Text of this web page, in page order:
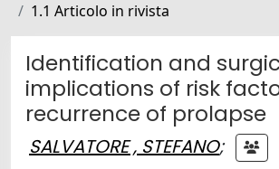
1.1 Articolo in rivista
Identification and
implications of risk
recurrence of prolapse
SALVATORE , STEFANO;